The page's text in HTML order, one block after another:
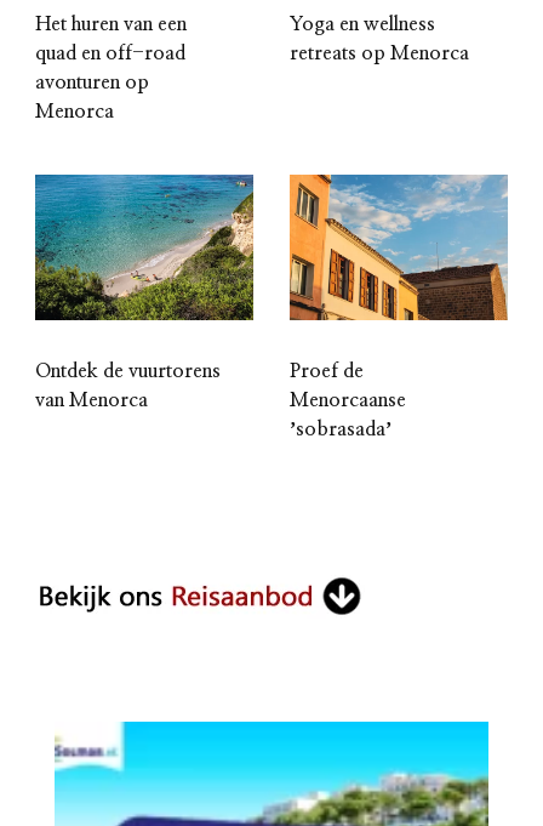
Het huren van een
quad en off-road
avonturen op
Menorca
Yoga en wellness
retreats op Menorca
Ontdek de vuurtorens
van Menorca
Proef de
Menorcaanse
ʼsobrasadaʼ